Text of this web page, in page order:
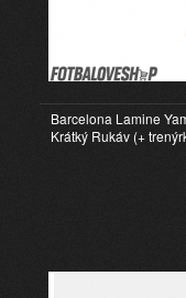
Barcelona Lamine
Krátký Rukáv (+